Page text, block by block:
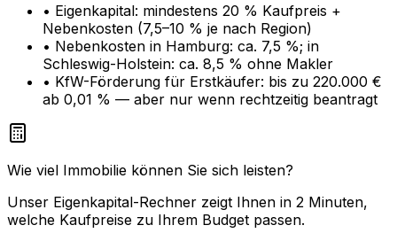
• Eigenkapital: mindestens 20 % Kaufpreis +
Nebenkosten (7,5–10 % je nach Region)
• Nebenkosten in Hamburg: ca. 7,5 %; in
Schleswig-Holstein: ca. 8,5 % ohne Makler
• KfW-Förderung für Erstkäufer: bis zu 220.000 €
ab 0,01 % — aber nur wenn rechtzeitig beantragt
Wie viel Immobilie können Sie sich leisten?
Unser Eigenkapital-Rechner zeigt Ihnen in 2 Minuten,
welche Kaufpreise zu Ihrem Budget passen.